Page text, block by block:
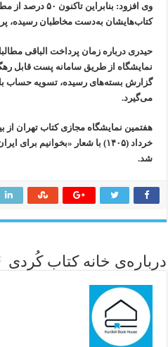
وی افزود: بنابراین
کتاب‌هایشان به‌دست مخاطبان رسیده،
حیدری درباره زمان پرداخت الباقی
نمایشگاه از طریق سامانه پست قابل
گزارش بسته‌های رسیده، تسویه حساب با
می‌گیرد.
هفتمين نمايشگاه مجازی كتاب تهران
شد.
درباره‌ی خانه کتاب کُردی